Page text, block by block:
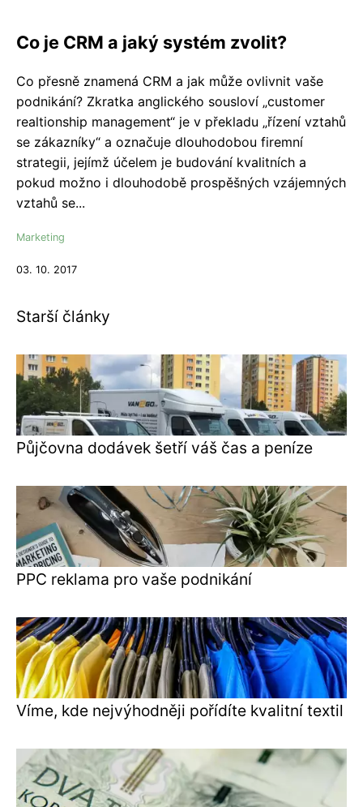
Co je CRM a jaký systém zvolit?
Co přesně znamená CRM a jak může ovlivnit vaše
podnikání? Zkratka anglického sousloví „customer
realtionship management“ je v překladu „řízení vztahů
se zákazníky“ a označuje dlouhodobou firemní
strategii, jejímž účelem je budování kvalitních a
pokud možno i dlouhodobě prospěšných vzájemných
vztahů se...
Marketing
03. 10. 2017
Starší články
Půjčovna dodávek šetří váš čas a peníze
PPC reklama pro vaše podnikání
Víme, kde nejvýhodněji pořídíte kvalitní textil